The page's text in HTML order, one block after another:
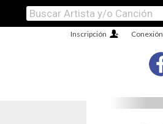
Conexión
Inscripción